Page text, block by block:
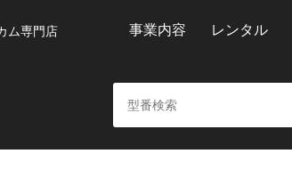
ム専門店 事業内容 レンタル